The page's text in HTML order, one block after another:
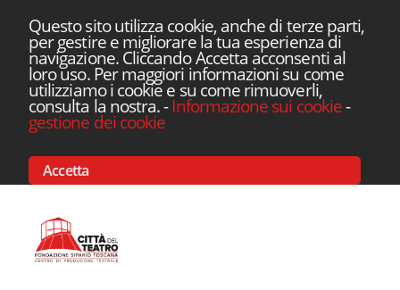
Questo sito utilizza cookie, anche di terze parti,
per gestire e migliorare la tua esperienza di
navigazione. Cliccando Accetta acconsenti al
loro uso. Per maggiori informazioni su come
utilizziamo i cookie e su come rimuoverli,
consulta la nostra.-Informazione sui cookie-
gestione dei cookie
Accetta